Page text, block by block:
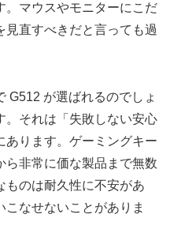
。マウスやモニターにこだ
直すべきだと言っても過
G512 が選ばれるのでしょ
。それは「失敗しない安心
あります。ゲーミングキー
ら非常に価な製品まで無数
ものは耐久性に不安があ
こなせないことがありま